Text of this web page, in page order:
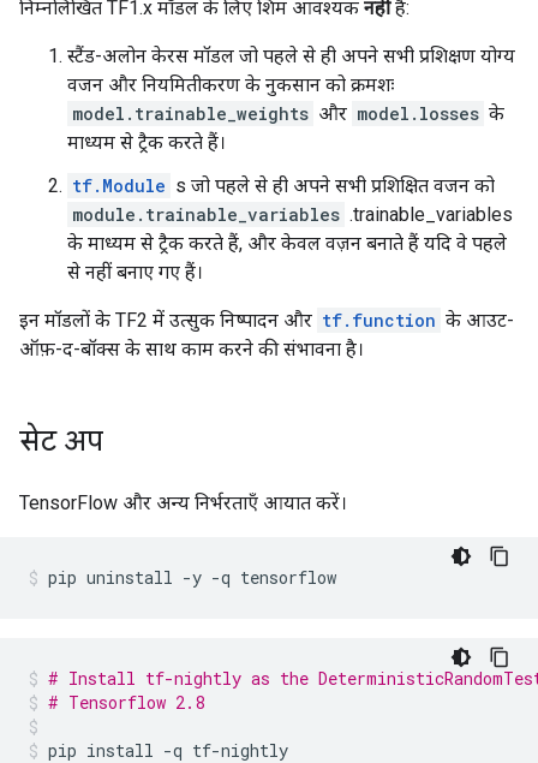
निम्नलिखित TF1.x मॉडल के लिए शिम आवश्यक नहींहै:
स्टैंड-अलोन केरस मॉडल जो पहले से ही अपने सभी प्रशिक्षण योग्य
वजन और नियमितीकरण के नुकसान को क्रमशः
model.trainable_weights और model.losses के
माध्यम से ट्रैक करते हैं।
tf.Module s जो पहले से ही अपने सभी प्रशिक्षित वजन को
module.trainable_variables .trainable_variables
के माध्यम से ट्रैक करते हैं, और केवल वज़न बनाते हैं यदि वे पहले
से नहीं बनाए गए हैं।
इन मॉडलों के TF2 में उत्सुक निष्पादन और tf.function के आउट-
ऑफ़-द-बॉक्स के साथ काम करने की संभावना है।
सेट अप
TensorFlow और अन्य निर्भरताएँ आयात करें।
pip uninstall -y -q tensorflow
# Install tf-nightly as the
# Tensorflow 2.8
pip install -q tf-nightly